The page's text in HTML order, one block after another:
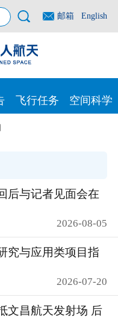
邮箱 English
飞行任务 空间科学
后与记者见面会在
2026-08-05
究与应用类项目指
2026-07-20
文昌航天发射场 后